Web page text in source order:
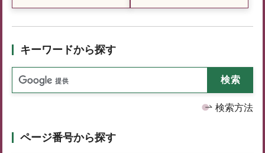
キーワードから探す
検索方法
ページ番号から探す